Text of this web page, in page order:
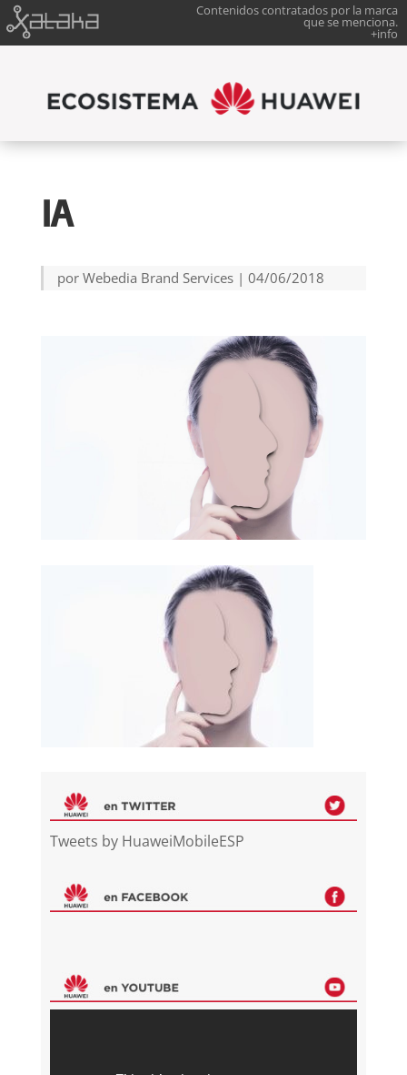
Contenidos contratados por la marca
que se menciona.
+info
IA
por Webedia Brand Services| 04/06/2018
Tweets by HuaweiMobileESP